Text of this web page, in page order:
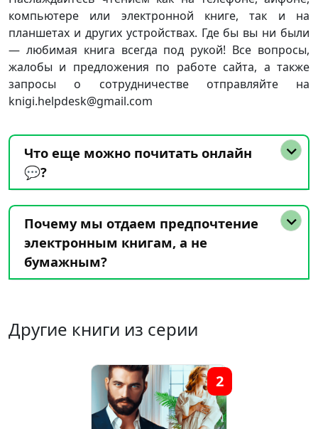
компьютере или электронной книге, так и на
планшетах и других устройствах. Где бы вы ни были
— любимая книга всегда под рукой! Все вопросы,
жалобы и предложения по работе сайта, а также
запросы о сотрудничестве отправляйте на
knigi.helpdesk@gmail.com
Что еще можно почитать онлайн
💬?
Почему мы отдаем предпочтение
электронным книгам, а не
бумажным?
Другие книги из серии
2